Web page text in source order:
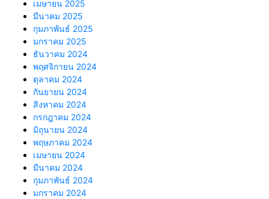
เมษายน 2025
มีนาคม 2025
กุมภาพันธ์ 2025
มกราคม 2025
ธันวาคม 2024
พฤศจิกายน 2024
ตุลาคม 2024
กันยายน 2024
สิงหาคม 2024
กรกฎาคม 2024
มิถุนายน 2024
พฤษภาคม 2024
เมษายน 2024
มีนาคม 2024
กุมภาพันธ์ 2024
มกราคม 2024